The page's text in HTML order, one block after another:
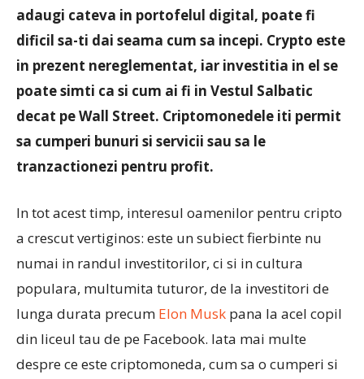
adaugi cateva in portofelul digital, poate fi
dificil sa-ti dai seama cum sa incepi. Crypto este
in prezent nereglementat, iar investitia in el se
poate simti ca si cum ai fi in Vestul Salbatic
decat pe Wall Street. Criptomonedele iti permit
sa cumperi bunuri si servicii sau sa le
tranzactionezi pentru profit.
In tot acest timp, interesul oamenilor pentru cripto
a crescut vertiginos: este un subiect fierbinte nu
numai in randul investitorilor, ci si in cultura
populara, multumita tuturor, de la investitori de
lunga durata precum Elon Musk pana la acel copil
din liceul tau de pe Facebook. Iata mai multe
despre ce este criptomoneda, cum sa o cumperi si